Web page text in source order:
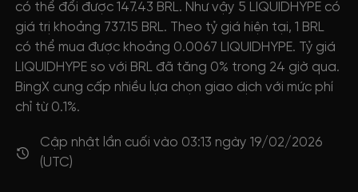
có thể đổi được 147.43 BRL. Như vậy 5 LIQUIDHYPE có
giá trị khoảng 737.15 BRL. Theo tỷ giá hiện tại, 1 BRL
có thể mua được khoảng 0.0067 LIQUIDHYPE. Tỷ giá
LIQUIDHYPE so với BRL đã tăng 0% trong 24 giờ qua.
BingX cung cấp nhiều lựa chọn giao dịch với mức phí
chỉ từ 0.1%.
Cập nhật lần cuối vào 03:13 ngày 19/02/2026
(UTC)